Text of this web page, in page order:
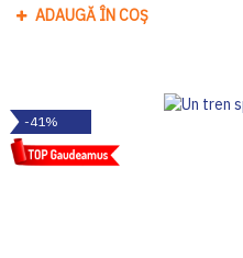
ADAUGĂ ÎN COȘ
-41%